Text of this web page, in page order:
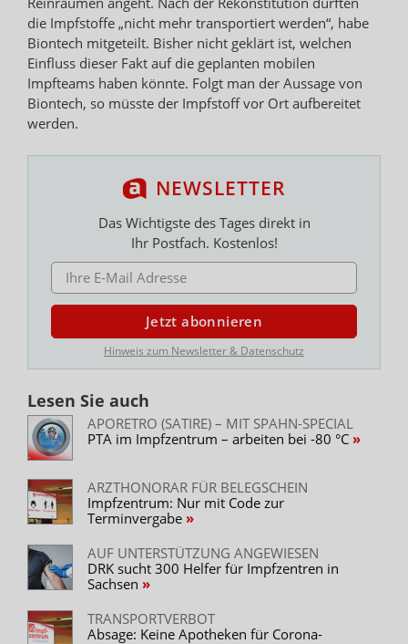
die Impfstoffe „nicht mehr transportiert werden“, habe
Biontech mitgeteilt. Bisher nicht geklärt ist, welchen
Einfluss dieser Fakt auf die geplanten mobilen
Impfteams haben könnte. Folgt man der Aussage von
Biontech, so müsste der Impfstoff vor Ort aufbereitet
werden.
NEWSLETTER
Das Wichtigste des Tages direkt in
Ihr Postfach. Kostenlos!
E-MAIL ADRESSE
Jetzt abonnieren
Hinweis zum Newsletter & Datenschutz
Lesen Sie auch
APORETRO (SATIRE) – MIT SPAHN-SPECIAL
PTA im Impfzentrum – arbeiten bei -80 °C
ARZTHONORAR FÜR BELEGSCHEIN
Impfzentrum: Nur mit Code zur
Terminvergabe
AUF UNTERSTÜTZUNG ANGEWIESEN
DRK sucht 300 Helfer für Impfzentren in
Sachsen
TRANSPORTVERBOT
Absage: Keine Apotheken für Corona-